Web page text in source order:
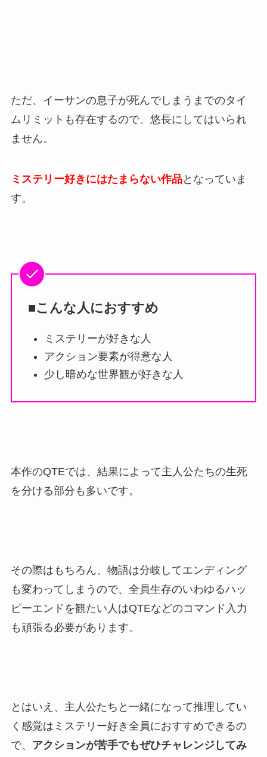
ただ、イーサンの息子が死んでしまうまでのタイ
ムリミットも存在するので、悠長にしてはいられ
ません。
ミステリー好きにはたまらない作品となっていま
す。
■こんな人におすすめ
ミステリーが好きな人
アクション要素が得意な人
少し暗めな世界観が好きな人
本作のQTEでは、結果によって主人公たちの生死
を分ける部分も多いです。
その際はもちろん、物語は分岐してエンディング
も変わってしまうので、全員生存のいわゆるハッ
ピーエンドを観たい人はQTEなどのコマンド入力
も頑張る必要があります。
とはいえ、主人公たちと一緒になって推理してい
く感覚はミステリー好き全員におすすめできるの
で、 アクションが苦手でもぜひチャレンジしてみ